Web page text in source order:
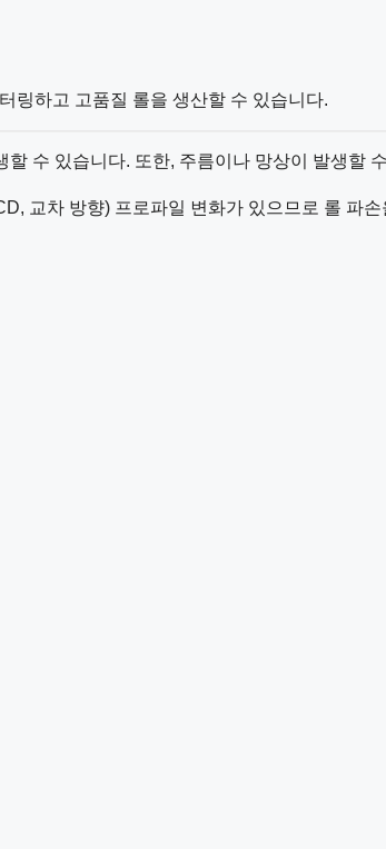
링하고 고품질 롤을 생산할 수 있습니다.
수 있습니다. 또한, 주름이나 망상이 발생할
교차 방향) 프로파일 변화가 있으므로 롤 파손